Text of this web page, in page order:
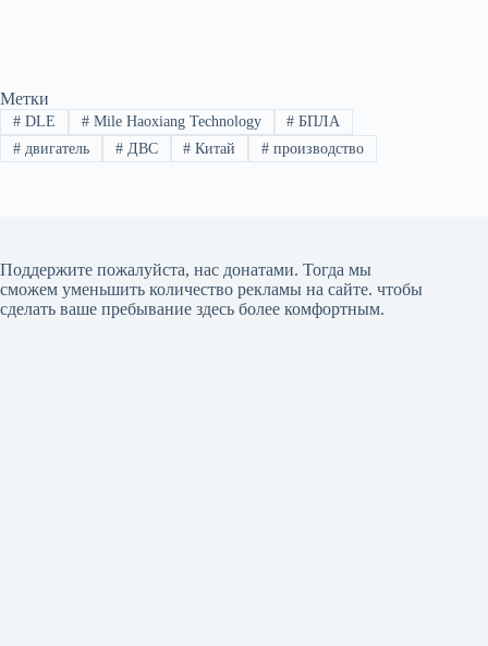
Метки
#DLE #Mile Haoxiang Technology # БПЛА
#двигатель #ДВС # Китай # производство
Поддержите пожалуйста, нас донатами. Тогда мы
сможем уменьшить количество рекламы на сайте. чтобы
сделать ваше пребывание здесь более комфортным.